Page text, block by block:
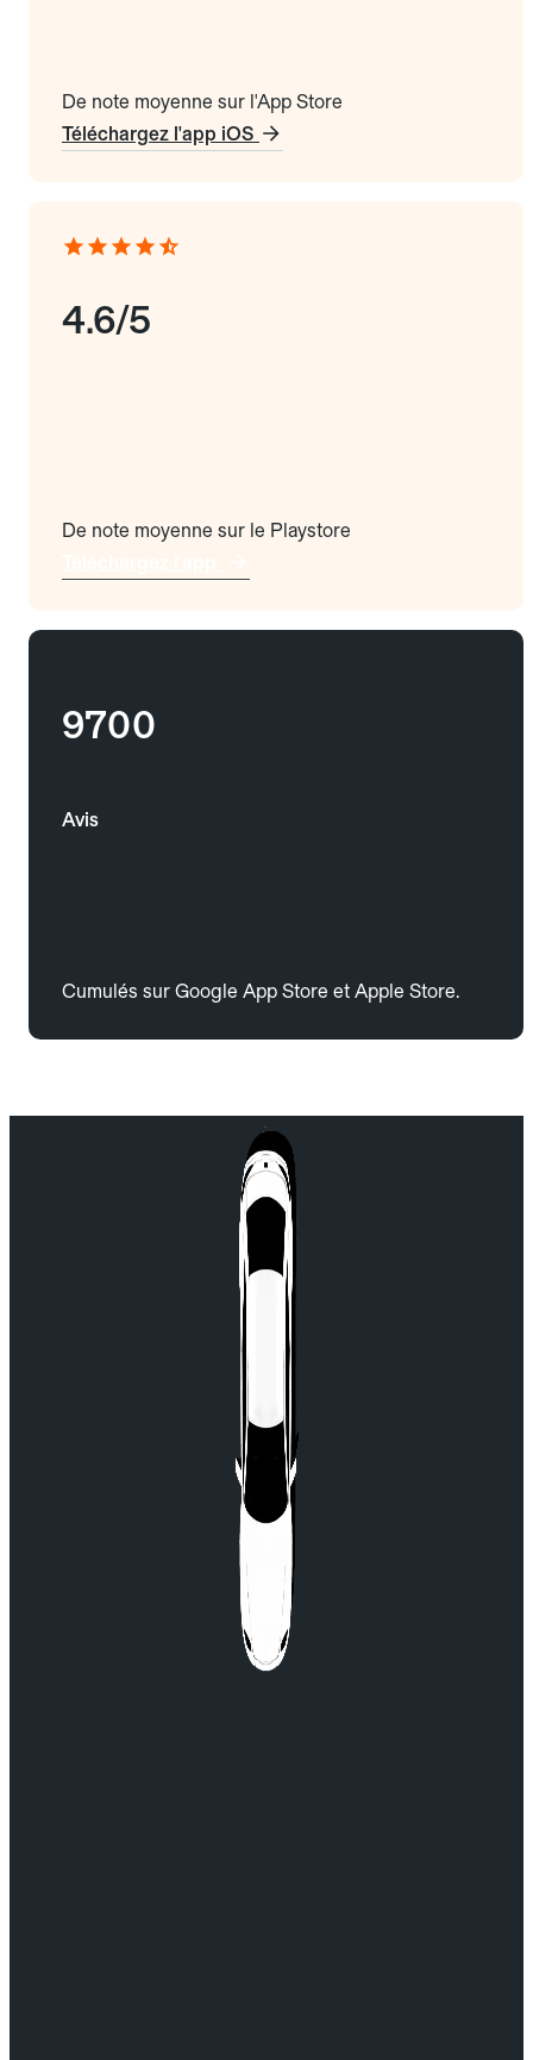
De note moyenne sur l'App Store
Téléchargez l'app iOS
4.6/5
De note moyenne sur le Playstore
9700
Avis
Cumulés sur Google App Store et Apple Store.